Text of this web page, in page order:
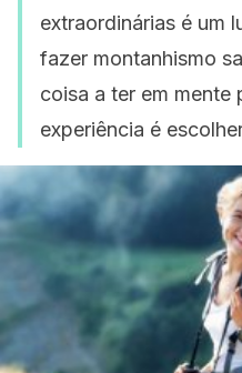
extraordinárias é um
fazer montanhismo
coisa a ter em mente
experiência é